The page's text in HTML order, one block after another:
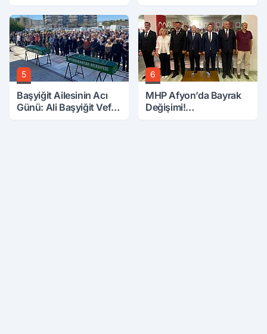
5
Başyiğit Ailesinin Acı
Günü: Ali Başyiğit Vefat
6
MHP Afyon’da Bayrak
Değişimi!